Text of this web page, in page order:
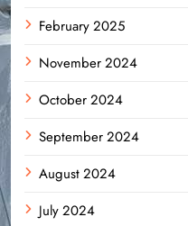
February 2025
November 2024
October 2024
September 2024
August 2024
July 2024